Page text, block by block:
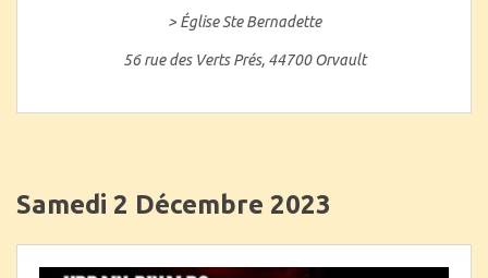
> Église Ste Bernadette
56 rue des Verts Prés, 44700 Orvault
Samedi 2 Décembre 2023